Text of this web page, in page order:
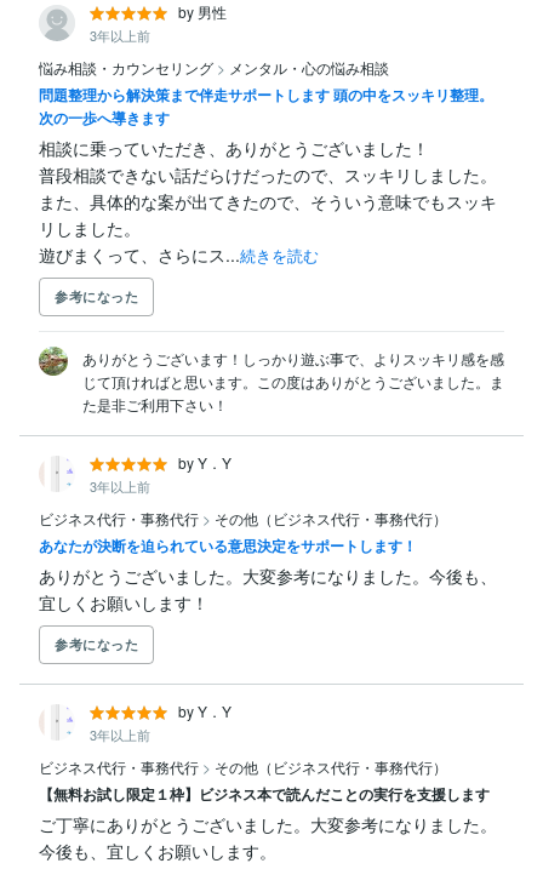
by 男性
3年以上前
悩み相談・カウンセリング > メンタル・心の悩み相談
問題整理から解決策まで伴走サポートします 頭の中をスッキリ整理。
次の一歩へ導きます
相談に乗っていただき、ありがとうございました！
普段相談できない話だらけだったので、スッキリしました。
また、具体的な案が出てきたので、そういう意味でもスッキ
リしました。
遊びまくって、さらにス...続きを読む
参考になった
ありがとうございます！しっかり遊ぶ事で、よりスッキリ感を感
じて頂ければと思います。この度はありがとうございました。ま
た是非ご利用下さい！
by Y．Y
3年以上前
ビジネス代行・事務代行 > その他（ビジネス代行・事務代行）
あなたが決断を迫られている意思決定をサポートします！
ありがとうございました。大変参考になりました。今後も、
宜しくお願いします！
参考になった
by Y．Y
3年以上前
ビジネス代行・事務代行 > その他（ビジネス代行・事務代行）
【無料お試し限定１枠】ビジネス本で読んだことの実行を支援します
ご丁寧にありがとうございました。大変参考になりました。
今後も、宜しくお願いします。